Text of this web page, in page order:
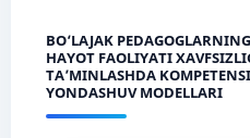
BO‘LAJAK PEDAGOGLARNING
HАYОT FАОLIYАTI
TА’MINLАSHDА
YОNDАSHUV MОDELLАRI